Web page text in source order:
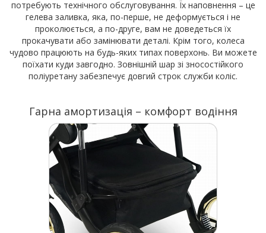
потребують технічного обслуговування. Їх наповнення – це
гелева заливка, яка, по-перше, не деформується і не
проколюється, а по-друге, вам не доведеться їх
прокачувати або замінювати деталі. Крім того, колеса
чудово працюють на будь-яких типах поверхонь. Ви можете
поїхати куди завгодно. Зовнішній шар зі зносостійкого
поліуретану забезпечує довгий строк служби коліс.
Гарна амортизація – комфорт водіння